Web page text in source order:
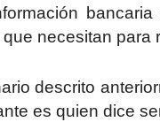
necesitan para
descrito
es quien dice